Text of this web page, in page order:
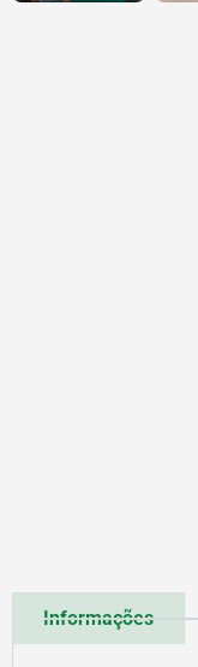
Informações